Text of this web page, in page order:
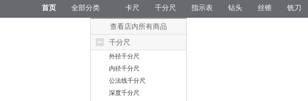
首页 全部分类 卡尺 千分尺 指示表 钻头 丝锥 铣刀
查看店内所有商品
千分尺
外径千分尺
内径千分尺
公法线千分尺
深度千分尺